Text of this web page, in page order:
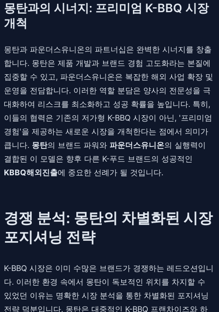
몽탄과의 시너지: 프리미엄 K-BBQ 시장
개척
몽탄과 파운더스유니온의 파트너십은 완벽한 시너지를 창출
합니다. 몽탄은 제품 개발과 브랜드 경험 고도화라는 본질에
집중할 수 있고, 파운더스유니온은 복잡한 해외 사업 확장 및
운영을 전담합니다. 이러한 역할 분담은 양사의 전문성을 극
대화하여 리스크를 최소화하고 성공 확률을 높입니다. 특히,
이들의 협력은 기존의 저가형 K-BBQ 시장이 아닌, '프리미엄
경험'을 제공하는 새로운 시장을 개척한다는 점에서 의미가
큽니다. 몽탄의 브랜드 파워와 파운더스유니온의 실행력이
결합된 이 모델은 향후 다른 K-푸드 브랜드의 성공적인
KBBQ해외진출에 중요한 선례가 될 것입니다.
경쟁 분석: 몽탄의 차별화된 시장
포지셔닝 전략
K-BBQ 시장은 이미 수많은 브랜드가 경쟁하는 레드오션입니
다. 이러한 환경 속에서 몽탄이 독보적인 위치를 차지할 수
있었던 이유는 명확한 시장 분석을 통한 차별화된 포지셔닝
전략 덕분입니다. 몽탄은 대중적인 K-BBQ 프랜차이즈와 하